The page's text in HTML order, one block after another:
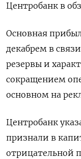
Центробанк в
Основная
декабрем ​в
резервы и
сокращением
основном на
Центробанк
признали в
‌отрицательной